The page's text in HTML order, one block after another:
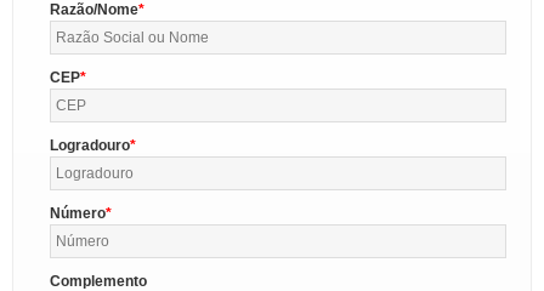
Razão/Nome
CEP
Logradouro
Número
Complemento